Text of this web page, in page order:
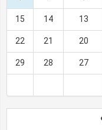
13
14
15
20
21
22
27
28
29